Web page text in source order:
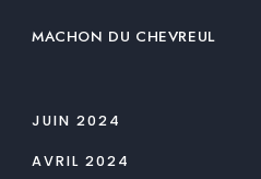
MACHON DU CHEVREUL
JUIN 2024
AVRIL 2024